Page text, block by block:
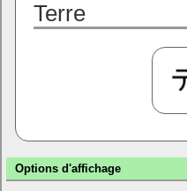
Terre
Options d'affichage